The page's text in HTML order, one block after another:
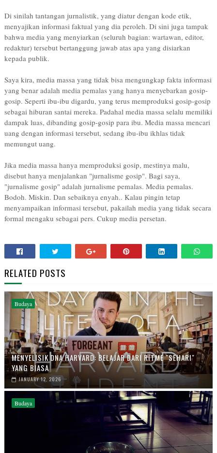
Di sinilah tantangan jurnalistik, yang diatur dengan kode etik,
menyajikan informasi faktual yang dia peroleh. Di sini juga tampak
bahwa media yang menyiarkan (seluruh bagian: wartawan, editor,
redaktur) tersebut bertanggung jawab atas apa yang disiarkan
kepada publik.
Saya kira, media massa yang tidak bisa mengungkap fakta informasi
yang benar adalah media pemalas yang hanya menyebarkan gosip-
gosip. Seperti ibu-ibu digardu, yang terus memproduksi gosip-gosip
sebagai hiburan santai mereka. Padahal media massa selalu memiliki
dampak luas, dibanding gosip-gosip para ibu. Media massa mencari
uang dengan informasi tersebut, sedang ibu-ibu ikhlas tidak
memungut uang.
Jika media massa hanya memproduksi gosip, mestinya malu,
disebut hanya menjalankan "jurnalisme gosip". Bagi saya,
"jurnalisme gosip" adalah jurnalisme pemalas. Media pemalas.
Bodoh. Miskin. Dan sebaiknya enyah.. Kalau pingin tetap
menyampaikan informasi tersebut, pakailah media yang tidak secara
formal mengaku sebagai pers. Cukup media persetan.
RELATED POSTS
Budaya
MENYELISIK DNA HARVARD: BELAJAR DARI RITME "SEHARI"
YANG BIASA
JANUARY 12, 2026
Budaya